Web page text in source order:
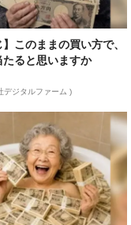
】このままの買い方で、
たると思いますか
デジタルファーム )